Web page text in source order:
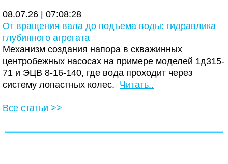
08.07.26 | 07:08:28
От вращения вала до подъема воды: гидравлика
глубинного агрегата
Механизм создания напора в скважинных
центробежных насосах на примере моделей 1д315-
71 и ЭЦВ 8-16-140, где вода проходит через
систему лопастных колес. Читать..
Все статьи >>